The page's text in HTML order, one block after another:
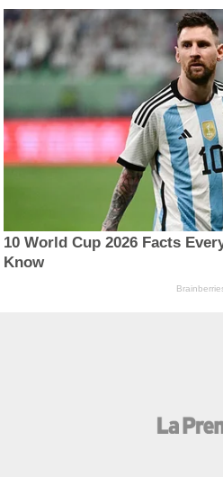
10 World Cup 2026 Facts
Know